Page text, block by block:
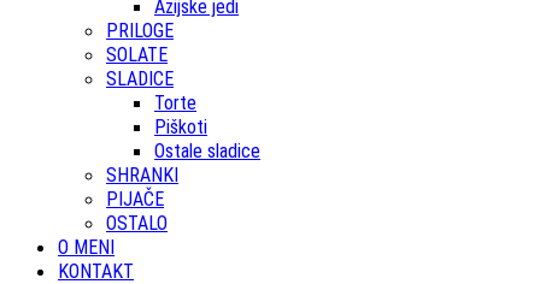
Azijske jedi
PRILOGE
SOLATE
SLADICE
Torte
Piškoti
Ostale sladice
SHRANKI
PIJAČE
OSTALO
O MENI
KONTAKT